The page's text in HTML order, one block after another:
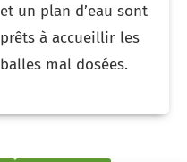
et un plan d’eau sont
prêts à accueillir les
balles mal dosées.